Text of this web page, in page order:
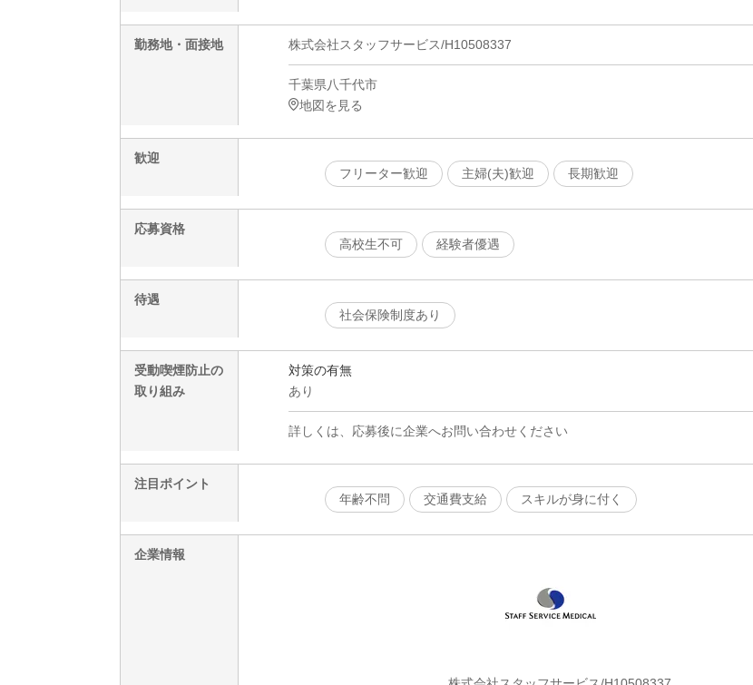
勤務地・面接地 株式会社スタッフサービス/H10508337
千葉県八千代市
地図を見る
歓迎
フリーター歓迎
主婦(夫)歓迎 長期歓迎
応募資格
高校生不可
経験者優遇
待遇
社会保険制度あり
受動喫煙防止の
取り組み
対策の有無
あり
詳しくは、応募後に企業へお問い合わせください
注目ポイント
年齢不問
交通費支給 スキルが身に付く
企業情報